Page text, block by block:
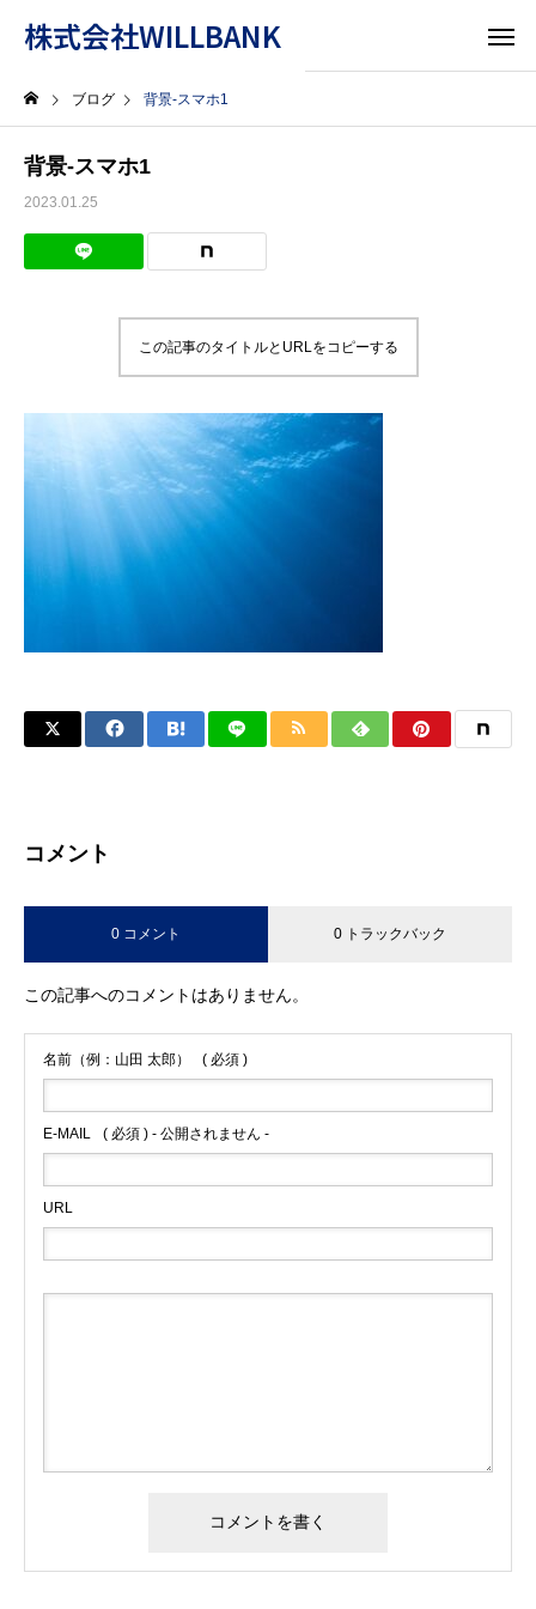
株式会社WILLBANK
ブログ 背景-スマホ1
背景-スマホ1
2023.01.25
この記事のタイトルとURLをコピーする
コメント
0 コメント 0 トラックバック
この記事へのコメントはありません。
名前（例：山田 太郎） ( 必須 )
E-MAIL ( 必須 ) - 公開されません -
URL